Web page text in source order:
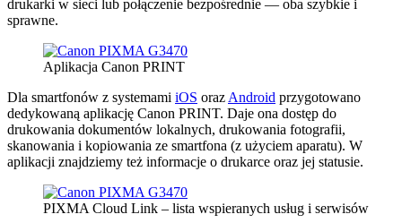
drukarki w sieci lub połączenie bezpośrednie — oba szybkie i
sprawne.
Aplikacja Canon PRINT
Dla smartfonów z systemami iOS oraz Android przygotowano
dedykowaną aplikację Canon PRINT. Daje ona dostęp do
drukowania dokumentów lokalnych, drukowania fotografii,
skanowania i kopiowania ze smartfona (z użyciem aparatu). W
aplikacji znajdziemy też informacje o drukarce oraz jej statusie.
PIXMA Cloud Link – lista wspieranych usług i serwisów